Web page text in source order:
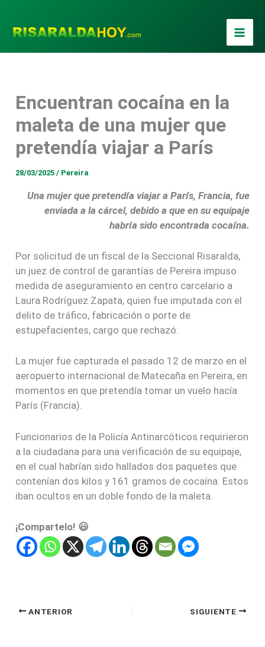
contenido
Encuentran cocaína en la
maleta de una mujer que
pretendía viajar a París
28/03/2025/ Pereira
Una mujer que pretendía viajar a París, Francia, fue
enviada a la cárcel, debido a que en su equipaje
habría sido encontrada cocaína.
Por solicitud de un fiscal de la Seccional Risaralda,
un juez de control de garantías de Pereira impuso
medida de aseguramiento en centro carcelario a
Laura Rodríguez Zapata, quien fue imputada con el
delito de tráfico, fabricación o porte de
estupefacientes, cargo que rechazó.
La mujer fue capturada el pasado 12 de marzo en el
aeropuerto internacional de Matecaña en Pereira, en
momentos en que pretendía tomar un vuelo hacía
París (Francia).
Funcionarios de la Policía Antinarcóticos requirieron
a la ciudadana para una verificación de su equipaje,
en el cual habrían sido hallados dos paquetes que
contenían dos kilos y 161 gramos de cocaína. Estos
iban ocultos en un doble fondo de la maleta.
¡Compartelo! 😃
ANTERIOR SIGUIENTE